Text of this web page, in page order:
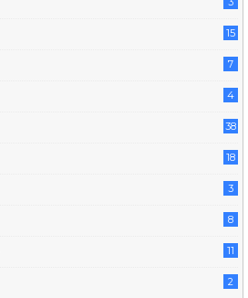
15
7
4
38
18
3
8
11
2